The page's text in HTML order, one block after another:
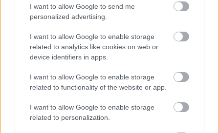
I want to allow Google to send me
personalized advertising.
I want to allow Google to enable storage
related to analytics like cookies on web or
device identifiers in apps.
I want to allow Google to enable storage
related to functionality of the website or app.
I want to allow Google to enable storage
related to personalization.
• 2014. július 21.
arra, hogy megnézzek néhány, a közelmúltban
félretett dolgot. Ezek közül szeretném figyelmetekbe